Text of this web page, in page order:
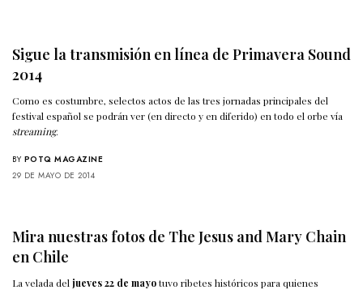
Sigue la transmisión en línea de Primavera Sound
2014
Como es costumbre, selectos actos de las tres jornadas principales del
festival español se podrán ver (en directo y en diferido) en todo el orbe vía
streaming.
BY POTQ MAGAZINE
29 DE MAYO DE 2014
Mira nuestras fotos de The Jesus and Mary Chain
en Chile
La velada deljueves 22 de mayotuvo ribetes históricos para quienes